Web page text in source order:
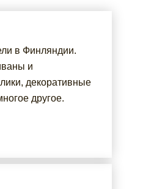
в Финляндии.
и
декоративные
другое.